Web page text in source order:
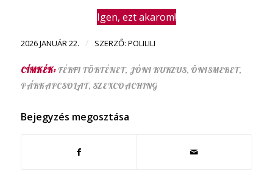
Igen, ezt akarom!
2026 JANUÁR 22. / SZERZŐ: POLILILI
CÍMKÉK: FÉRFI TÖRTÉNET, JÓNI KURZUS, ÖNISMERET,
PÁRKAPCSOLAT, SZEXCOACHING
Bejegyzés megosztása